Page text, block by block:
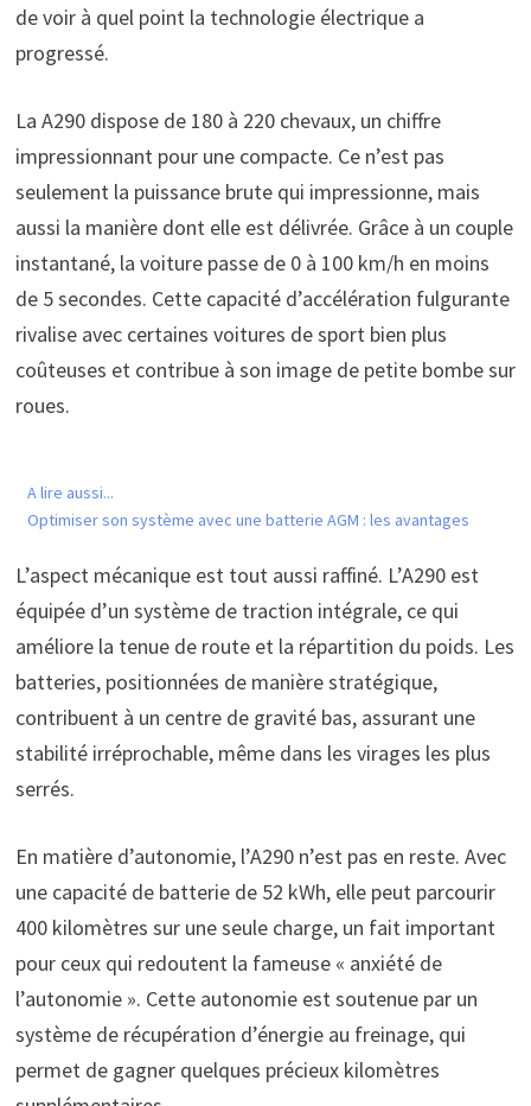
de voir à quel point la technologie électrique a
progressé.
La A290 dispose de 180 à 220 chevaux, un chiffre
impressionnant pour une compacte. Ce n’est pas
seulement la puissance brute qui impressionne, mais
aussi la manière dont elle est délivrée. Grâce à un couple
instantané, la voiture passe de 0 à 100 km/h en moins
de 5 secondes. Cette capacité d’accélération fulgurante
rivalise avec certaines voitures de sport bien plus
coûteuses et contribue à son image de petite bombe sur
roues.
A lire aussi...
Optimiser son système avec une batterie AGM : les avantages
L’aspect mécanique est tout aussi raffiné. L’A290 est
équipée d’un système de traction intégrale, ce qui
améliore la tenue de route et la répartition du poids. Les
batteries, positionnées de manière stratégique,
contribuent à un centre de gravité bas, assurant une
stabilité irréprochable, même dans les virages les plus
serrés.
En matière d’autonomie, l’A290 n’est pas en reste. Avec
une capacité de batterie de 52 kWh, elle peut parcourir
400 kilomètres sur une seule charge, un fait important
pour ceux qui redoutent la fameuse « anxiété de
l’autonomie ». Cette autonomie est soutenue par un
système de récupération d’énergie au freinage, qui
permet de gagner quelques précieux kilomètres